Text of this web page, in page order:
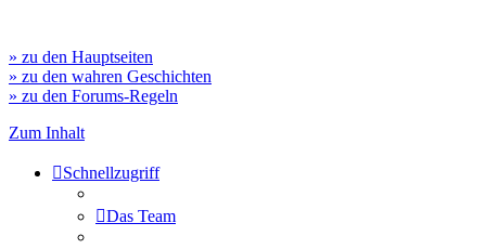
» zu den Hauptseiten
» zu den wahren Geschichten
» zu den Forums-Regeln
Zum Inhalt
Schnellzugriff
Das Team